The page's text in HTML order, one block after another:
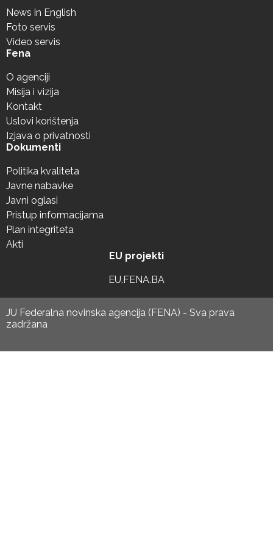
News in English
Foto servis
Video servis
Fena
O agenciji
Misija i vizija
Kontakt
Uslovi korištenja
Izjava o privatnosti
Dokumenti
Politika kvaliteta
Javne nabavke
Javni oglasi
Pristup informacijama
Plan integriteta
Akti
EU projekti
EU.FENA.BA
JU Federalna novinska agencija (FENA) - Sva prava
zadržana